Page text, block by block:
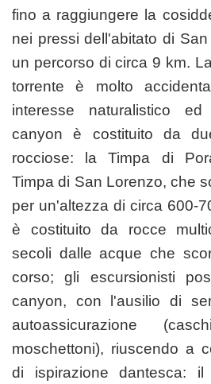
fino a raggiungere la
nei pressi dell'abitato di
un percorso di circa 9 km.
torrente è molto
interesse naturalistico
canyon è costituito da
rocciose: la Timpa di
Timpa di San Lorenzo, che
per un'altezza di circa 600-
è costituito da rocce
secoli dalle acque che
corso; gli escursionisti
canyon, con l'ausilio di
autoassicurazione
moschettoni), riuscendo a
di ispirazione dantesca: